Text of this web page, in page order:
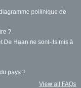
pollinique de
?
De Haan ne sont-ils mis à
pays ?
View all FAQs